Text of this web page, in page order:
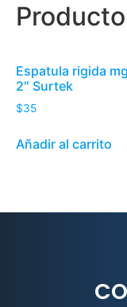
Espatula rigida
2″ Surtek
$35
Añadir al carrito